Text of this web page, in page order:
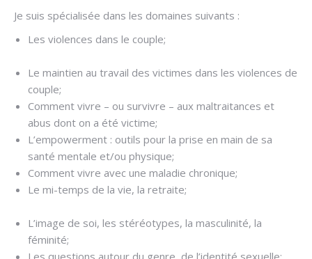
Je suis spécialisée dans les domaines suivants :
Les violences dans le couple;
Le maintien au travail des victimes dans les violences de
couple;
Comment vivre – ou survivre – aux maltraitances et
abus dont on a été victime;
L’empowerment : outils pour la prise en main de sa
santé mentale et/ou physique;
Comment vivre avec une maladie chronique;
Le mi-temps de la vie, la retraite;
L’image de soi, les stéréotypes, la masculinité, la
féminité;